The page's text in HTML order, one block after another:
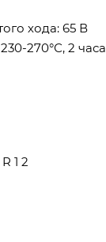
хода: 65 В
270°С, 2 часа
1 2